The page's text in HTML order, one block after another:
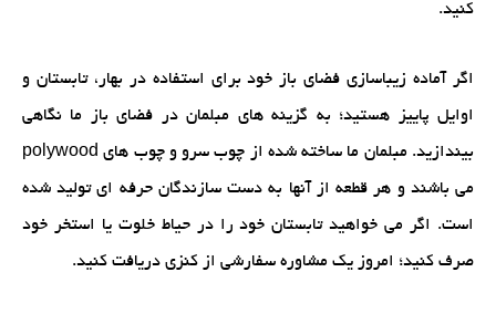
کنید.
اگر آماده زیباسازی فضای باز خود برای استفاده در بهار، تابستان و
اوایل پاییز هستید؛ به گزینه های مبلمان در فضای باز ما نگاهی
بیندازید. مبلمان ما ساخته شده از چوب سرو و چوب های polywood
می باشند و هر قطعه از آنها به دست سازندگان حرفه ای تولید شده
است. اگر می خواهید تابستان خود را در حیاط خلوت یا استخر خود
صرف کنید؛ امروز یک مشاوره سفارشی از کنزی دریافت کنید.